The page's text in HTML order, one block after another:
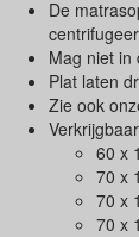
De
Mag niet in
Plat laten
Zie ook
60 x
70 x
70 x
70 x